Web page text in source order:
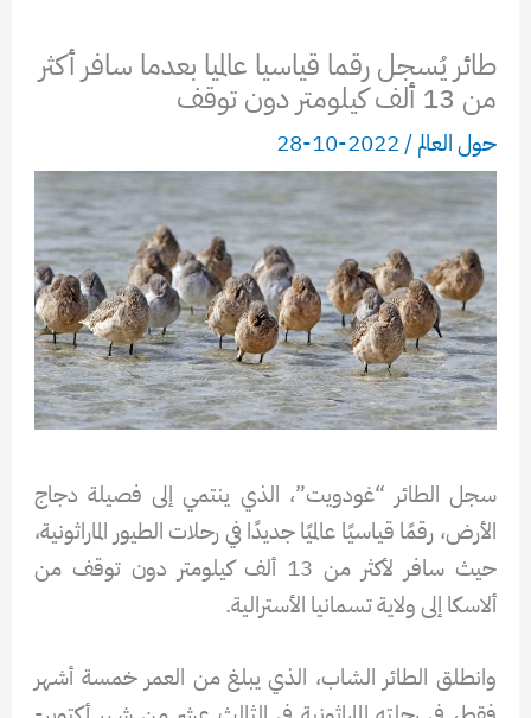
طائر يُسجل رقما قياسيا عالميا بعدما سافر أكثر
من 13 ألف كيلومتر دون توقف
حول العالم/
2022-10-28
سجل الطائر “غودويت”، الذي ينتمي إلى فصيلة دجاج
الأرض، رقمًا قياسيًا عالميًا جديدًا في رحلات الطيور الماراثونية،
حيث سافر لأكثر من 13 ألف كيلومتر دون توقف من
ألاسكا إلى ولاية تسمانيا الأسترالية.
وانطلق الطائر الشاب، الذي يبلغ من العمر خمسة أشهر